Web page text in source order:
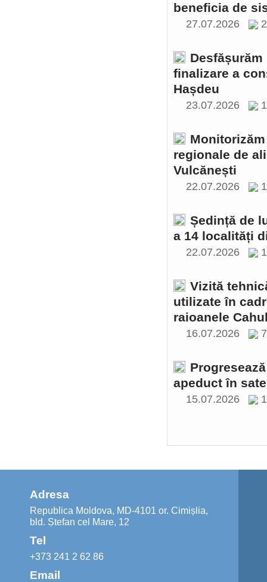
beneficia de
27.07.2026
finalizare a
Hașdeu
23.07.2026
regionale de
Vulcănești
22.07.2026
Ședință de
a 14 localități
22.07.2026
Vizită
utilizate în
raioanele
16.07.2026
apeduct în
15.07.2026
Adresa
Republica Moldova, MD-4101 or. Cimișlia,
bld. Ștefan cel Mare, 12
Tel
+373 241 2 62 86
Email